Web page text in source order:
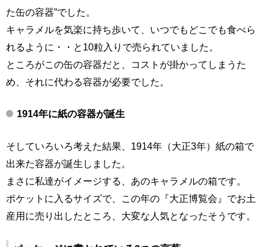
た缶の容器”でした。
キャラメルを気楽に持ち歩いて、いつでもどこでも食べら
れるように・・と10粒入りで売られていました。
ところがこの缶の容器だと、コストが掛かってしまうた
め、それに代わる容器が必要でした。
1914年に紙の容器が誕生
そしていろいろ考えた結果、1914年（大正3年）紙の箱で
出来た容器が誕生しました。
まさに私達がイメージする、あのキャラメルの箱です。
ポケットに入るサイズで、この年の『大正博覧会』でお土
産用に売り出したところ、大変な人気となったそうです。